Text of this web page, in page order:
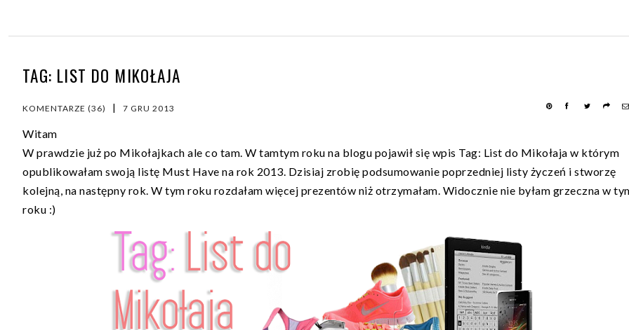
TAG: LIST DO MIKOŁAJA
KOMENTARZE (36) | 7 GRU 2013
Witam
W prawdzie już po Mikołajkach ale co tam. W tamtym roku na blogu pojawił się wpis Tag: List do Mikołaja w którym
opublikowałam swoją listę Must Have na rok 2013. Dzisiaj zrobię podsumowanie poprzedniej listy życzeń i stworzę
kolejną, na następny rok. W tym roku rozdałam więcej prezentów niż otrzymałam. Widocznie nie byłam grzeczna w
roku :)